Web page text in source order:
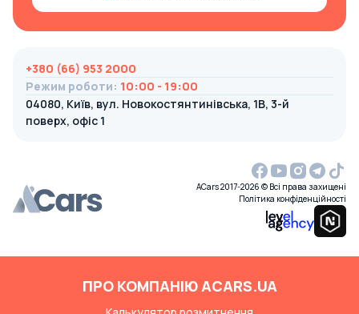
+380 (66) 953 2000
Режим роботи: 10:00 - 19:00
04080, Київ, вул. Новокостянтинівська, 1В, 3-й
поверх, офіс 1
ACars 2017-2026 © Всі права захищені
Політика конфіденційності
ПРО КОМПАНІЮ ACARS.UA